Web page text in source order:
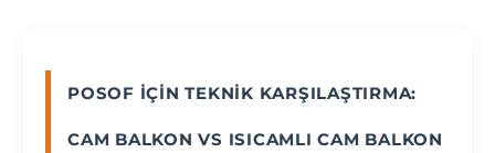
POSOF İÇIN TEKNIK KARŞILAŞTIRMA:
CAM BALKON VS ISICAMLI CAM BALKON
SEÇ